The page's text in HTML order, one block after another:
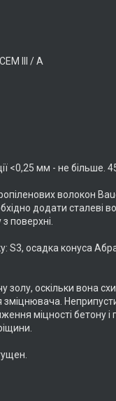
lll / A
<0,25 мм - не більше.
волокон
додати сталеві
поверхні.
S3, осадка конуса
оскільки вона
міцності бетону і